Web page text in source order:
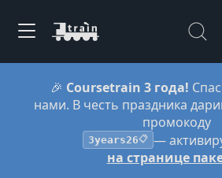
🎉 Coursetrain 3 года!
нами. В честь праздника
промокоду
3years26📋 —
на странице